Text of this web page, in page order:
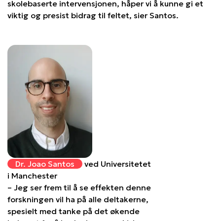
skolebaserte intervensjonen, håper vi å kunne gi et
viktig og presist bidrag til feltet, sier Santos.
Dr. Joao Santos
ved Universitetet
i Manchester
– Jeg ser frem til å se effekten denne
forskningen vil ha på alle deltakerne,
spesielt med tanke på det økende